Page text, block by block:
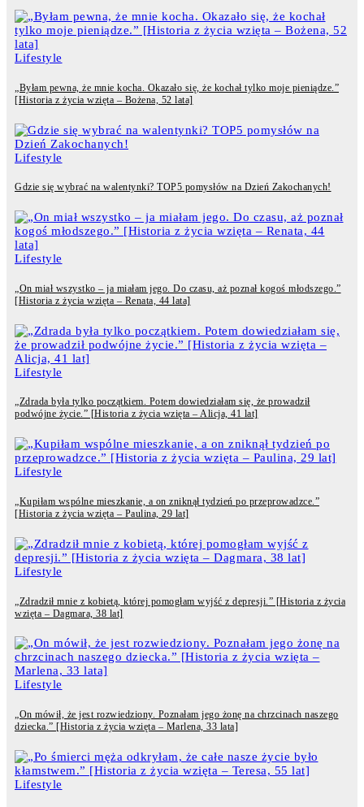
Lifestyle
„Byłam pewna, że mnie kocha. Okazało się, że kochał tylko moje pieniądze.”
[Historia z życia wzięta – Bożena, 52 lata]
Lifestyle
Gdzie się wybrać na walentynki? TOP5 pomysłów na Dzień Zakochanych!
Lifestyle
„On miał wszystko – ja miałam jego. Do czasu, aż poznał kogoś młodszego.”
[Historia z życia wzięta – Renata, 44 lata]
Lifestyle
„Zdrada była tylko początkiem. Potem dowiedziałam się, że prowadził
podwójne życie.” [Historia z życia wzięta – Alicja, 41 lat]
Lifestyle
„Kupiłam wspólne mieszkanie, a on zniknął tydzień po przeprowadzce.”
[Historia z życia wzięta – Paulina, 29 lat]
Lifestyle
„Zdradził mnie z kobietą, której pomogłam wyjść z depresji.” [Historia z życia
wzięta – Dagmara, 38 lat]
Lifestyle
„On mówił, że jest rozwiedziony. Poznałam jego żonę na chrzcinach naszego
dziecka.” [Historia z życia wzięta – Marlena, 33 lata]
Lifestyle